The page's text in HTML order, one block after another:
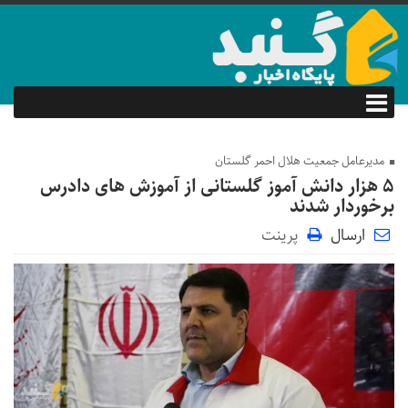
مدیرعامل جمعیت هلال احمر گلستان
۵ هزار دانش آموز گلستانی از آموزش های دادرس
برخوردار شدند
ارسال پرینت